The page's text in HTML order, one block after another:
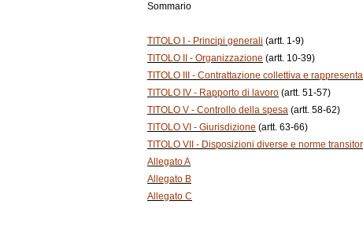
Sommario
TITOLO I - Principi generali (artt. 1-9)
TITOLO II - Organizzazione (artt. 10-39)
TITOLO III - Contrattazione collettiva e
TITOLO IV - Rapporto di lavoro (artt. 51-57)
TITOLO V - Controllo della spesa (artt. 58-62)
TITOLO VI - Giurisdizione (artt. 63-66)
TITOLO VII - Disposizioni diverse e norme
Allegato A
Allegato B
Allegato C